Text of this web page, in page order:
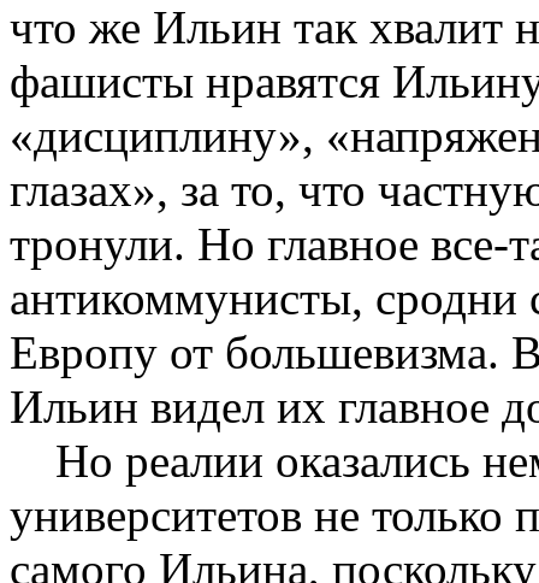
что же Ильин так хвалит
фашисты нравятся
«дисциплину»,
глазах», за то, что
тронули. Но главное все-
антикоммунисты, сродни
Европу от большевизма.
Ильин видел их главное
Но реалии оказались
университетов не только
самого Ильина,